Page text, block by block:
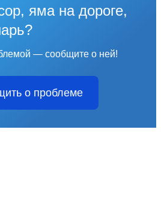
яма на дороге,
— сообщите о ней!
о проблеме